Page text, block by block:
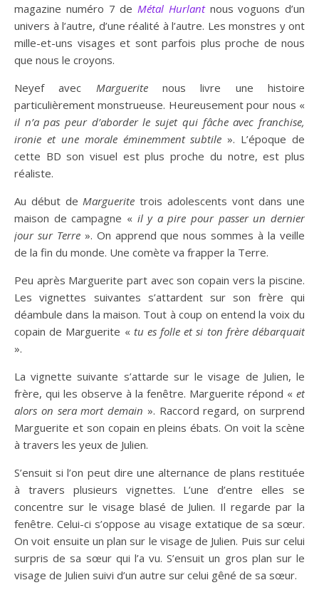
magazine numéro 7 de Métal Hurlant nous voguons d’un
univers à l’autre, d’une réalité à l’autre. Les monstres y ont
mille-et-uns visages et sont parfois plus proche de nous
que nous le croyons.
Neyef avec Margueritenous livre une histoire
particulièrement monstrueuse. Heureusement pour nous «
il n’a pas peur d’aborder le sujet qui fâche avec franchise,
ironie et une morale éminemmentsubtile ». L’époque de
cette BD son visuel est plus proche du notre, est plus
réaliste.
Au début deMarguerite trois adolescents vont dans une
maison de campagne « il y apire pour passer un dernier
jour sur Terre». On apprend que nous sommes à la veille
de la fin du monde. Une comète va frapper la Terre.
Peu après Marguerite part avec son copain vers la piscine.
Les vignettes suivantes s’attardent sur son frère qui
déambule dans la maison. Tout à coup on entend la voix du
copain de Marguerite « tu es folle et si ton frère débarquait
».
La vignette suivante s’attarde sur le visage de Julien, le
frère, qui les observe à la fenêtre. Marguerite répond « et
alors on sera mort demain ». Raccord regard, on surprend
Marguerite et son copain en pleins ébats. On voit la scène
à travers les yeux de Julien.
S’ensuit si l’on peut dire une alternance de plans restituée
à travers plusieurs vignettes. L’une d’entre elles se
concentre sur le visage blasé de Julien. Il regarde par la
fenêtre. Celui-ci s’oppose au visage extatique de sa sœur.
On voit ensuite un plan sur le visage de Julien. Puis sur celui
surpris de sa sœur qui l’a vu. S’ensuit un gros plan sur le
visage de Julien suivi d’un autre sur celui gêné de sa sœur.